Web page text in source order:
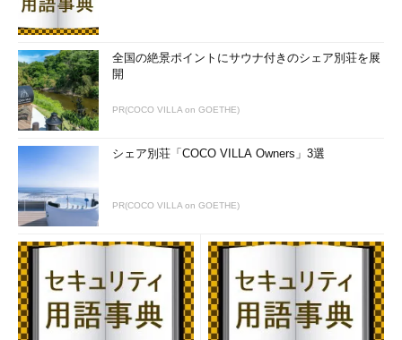
スケジューラを使用したタスクの自動化
スケジューラの管理
出題傾向(ORACLE MASTER Gold11g)
リカバリ可能性の設定
RMANリカバリ・カタログの使用
バックアップ仕様の設定
★★
バックアップ作成のためのRMANの使用
★★★★
ユーザー管理およびリカバリの実行
★★★★★
リカバリ実行のためのRMANの使用
★★★
全国の絶景ポイントにサウナ付きのシェア別荘を展
開
PR(COCO VILLA on GOETHE)
シェア別荘「COCO VILLA Owners」3選
PR(COCO VILLA on GOETHE)